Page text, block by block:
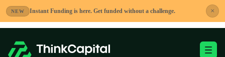
NEW Instant Funding is here. Get funded without a challenge. ×
Saltar
contenido
Alternar menú